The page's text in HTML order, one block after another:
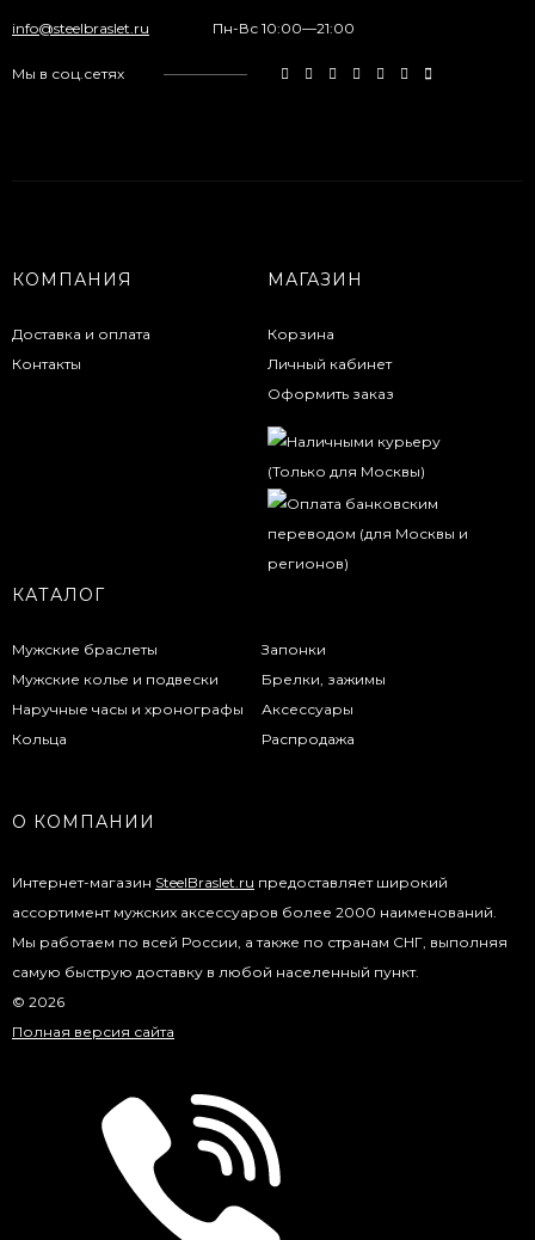
info@steelbraslet.ru Пн-Вс 10:00—21:00
Мы в соц.сетях
КОМПАНИЯ
Доставка и оплата
Контакты
МАГАЗИН
Корзина
Личный кабинет
Оформить заказ
КАТАЛОГ
Мужские браслеты
Мужские колье и подвески
Наручные часы и хронографы
Кольца
Запонки
Брелки, зажимы
Аксессуары
Распродажа
О КОМПАНИИ
Интернет-магазин SteelBraslet.ru предоставляет широкий
ассортимент мужских аксессуаров более 2000 наименований.
Мы работаем по всей России, а также по странам СНГ, выполняя
самую быструю доставку в любой населенный пункт.
© 2026
Полная версия сайта